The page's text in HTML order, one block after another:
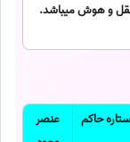
و هوش میباشد.
ستاره حاکم
عنصر